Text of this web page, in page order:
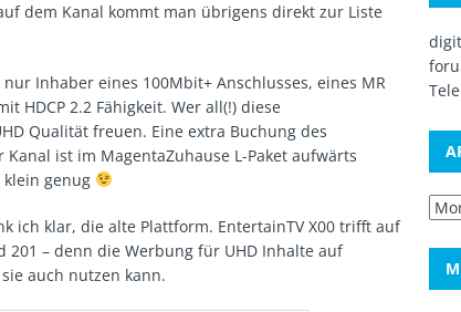
dem Kanal kommt man übrigens direkt zur Liste
Inhaber eines 100Mbit+ Anschlusses, eines MR
HDCP 2.2 Fähigkeit. Wer all(!) diese
Qualität freuen. Eine extra Buchung des
ist im MagentaZuhause L-Paket aufwärts
genug
ich klar, die alte Plattform. EntertainTV X00 trifft auf
201 – denn die Werbung für UHD Inhalte auf
auch nutzen kann.